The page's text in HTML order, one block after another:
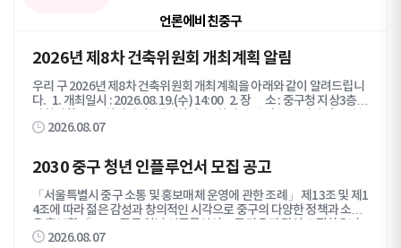
언론에비친중구
공
사
항
탭
텐
츠
목
록
2026년 제8차 건축위원회 개최계획 알림
우리 구 2026년 제8차 건축위원회 개최계획을 아래와 같이 알려드립니
다. 1. 개최일시 : 2026.08.19.(수) 14:00 2. 장 소 : 중구청 지상3층
임 참조 심의를 신청한 관계자께서는 심의당일 시간에 맞춰 참석해 주시
축위원회 참여 위원 명단 1부. 끝.
2026.08.07
2030 중구 청년 인플루언서 모집 공고
「서울특별시 중구 소통 및 홍보매체 운영에 관한 조례」 제13조 및 제1
4조에 따라 젊은 감성과 창의적인 시각으로 중구의 다양한 정책과 소식
을 홍보할 「2030 중구 청년 인플루언서」를 다음과 같이 모집하오니
많은 관심과 참여 바랍니다. 2026. 7. 31. 서울특별시 중구청장 1. 모
2026.08.07